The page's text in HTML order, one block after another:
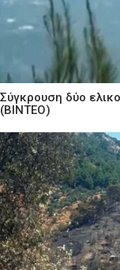
Σύγκρουση δύο
(ΒΙΝΤΕΟ)